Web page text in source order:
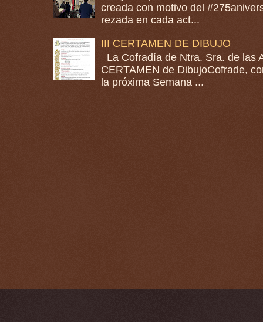
creada con motivo del
rezada en cada act...
III CERTAMEN DE DIBUJO
La Cofradía de Ntra. Sra. de las
CERTAMEN de DibujoCofrade,
la próxima Semana ...